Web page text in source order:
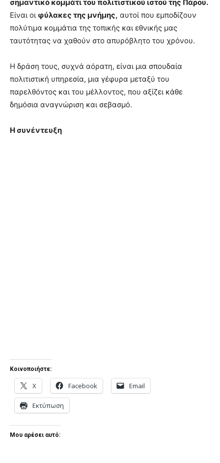
σημαντικό κομμάτι του πολιτιστικού ιστού της Πάρου.
Είναι οι φύλακες της μνήμης, αυτοί που εμποδίζουν
πολύτιμα κομμάτια της τοπικής και εθνικής μας
ταυτότητας να χαθούν στο απυρόβλητο του χρόνου.
Η δράση τους, συχνά αόρατη, είναι μια σπουδαία
πολιτιστική υπηρεσία, μια γέφυρα μεταξύ του
παρελθόντος και του μέλλοντος, που αξίζει κάθε
δημόσια αναγνώριση και σεβασμό.
Η συνέντευξη
Κοινοποιήστε:
X Facebook Email
Εκτύπωση
Μου αρέσει αυτό: